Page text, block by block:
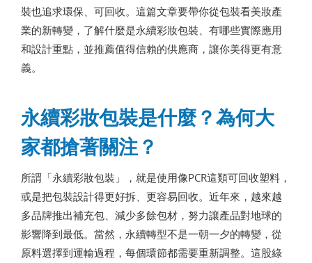
裝也追求環保、可回收。這篇文章要帶你從包裝看美妝產
業的新轉變，了解什麼是永續彩妝包裝、有哪些實際應用
和設計重點，並推薦值得信賴的供應商，讓你美得更有意
義。
永續彩妝包裝是什麼？為何大
家都搶著關注？
所謂「永續彩妝包裝」，就是使用像PCR這類可回收塑料，
或是把包裝設計得更好拆、更容易回收。近年來，越來越
多品牌推出補充包、減少多餘包材，努力讓產品對地球的
影響降到最低。當然，永續轉型不是一朝一夕的轉變，從
原料選擇到運輸過程，每個環節都需要重新調整。這股綠